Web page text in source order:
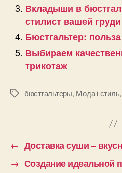
Вкладыши в
стилист вашей груди
Бюстгальтер:
Выбираем
трикотаж
Позначкибюстгальтеры, Мода і стиль,
← Доставка суши –
→ Создание идеальной